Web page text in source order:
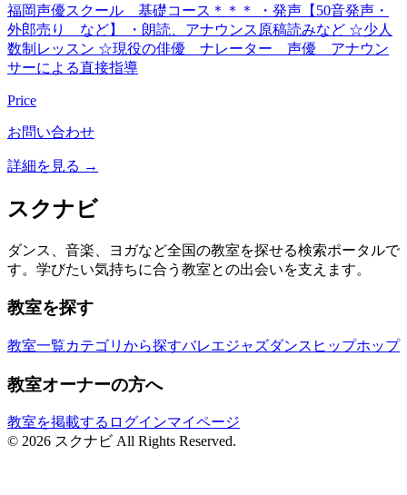
福岡声優スクール 基礎コース＊＊＊ ・発声【50音発声・
外郎売り など】 ・朗読、アナウンス原稿読みなど ☆少人
数制レッスン ☆現役の俳優 ナレーター 声優 アナウン
サーによる直接指導
Price
お問い合わせ
詳細を見る →
スクナビ
ダンス、音楽、ヨガなど全国の教室を探せる検索ポータルで
す。学びたい気持ちに合う教室との出会いを支えます。
教室を探す
教室一覧カテゴリから探すバレエジャズダンス ヒップホップ
教室オーナーの方へ
教室を掲載する ログインマイページ
© 2026 スクナビ All Rights Reserved.